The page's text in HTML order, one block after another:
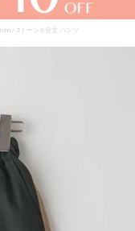
/ 2トーン 6分丈 パンツ